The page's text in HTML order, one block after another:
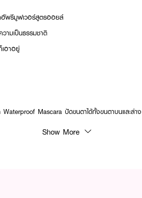
อัพรีมูฟเวอร์สูตรออยล์
ามเป็นธรรมชาติ
อาอยู่
Mascara ปัดขนตาได้ทั้งขนตาบนและล่าง
Show More